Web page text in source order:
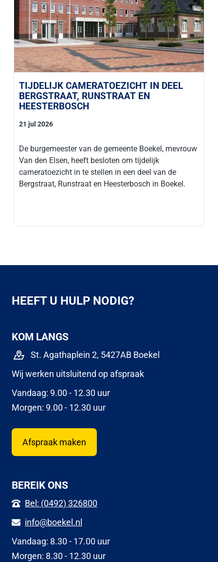
TIJDELIJK CAMERATOEZICHT IN DEEL
BERGSTRAAT, RUNSTRAAT EN
HEESTERBOSCH
21 jul 2026
De burgemeester van de gemeente Boekel, mevrouw
Van den Elsen, heeft besloten om tijdelijk
cameratoezicht in te stellen in een deel van de
Bergstraat, Runstraat en Heesterbosch in Boekel.
HEEFT U HULP NODIG?
KOM LANGS
St. Agathaplein 2, 5427AB Boekel
Wij werken uitsluitend op afspraak
Vandaag: 9.00 - 12.30 uur
Morgen: 9.00 - 12.30 uur
Afspraak maken
BEREIK ONS
Bel: (0492) 326800
info@boekel.nl
Vandaag: 8.30 - 17.00 uur
Morgen: 8.30 - 12.30 uur